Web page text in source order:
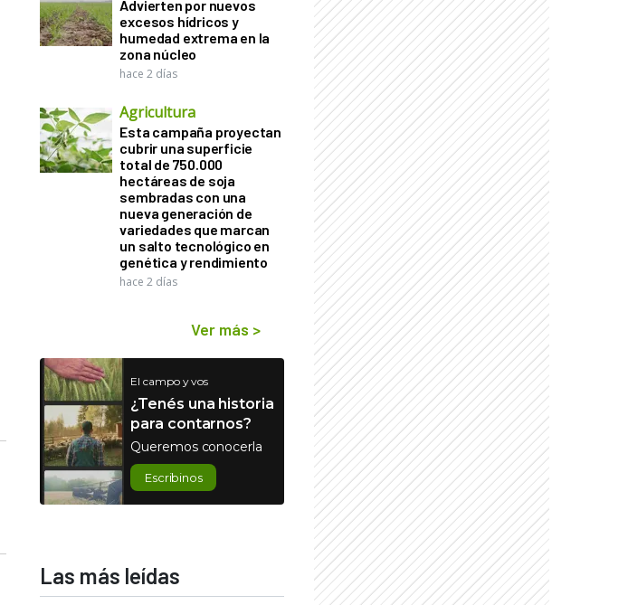
Advierten por nuevos
excesos hídricos y
humedad extrema en la
zona núcleo
hace 2 días
Agricultura
Esta campaña proyectan
cubrir una superficie
total de 750.000
hectáreas de soja
sembradas con una
nueva generación de
variedades que marcan
un salto tecnológico en
genética y rendimiento
hace 2 días
Ver más >
El campo y vos
¿Tenés una historia
para contarnos?
Queremos conocerla
Escribinos
Las más leídas